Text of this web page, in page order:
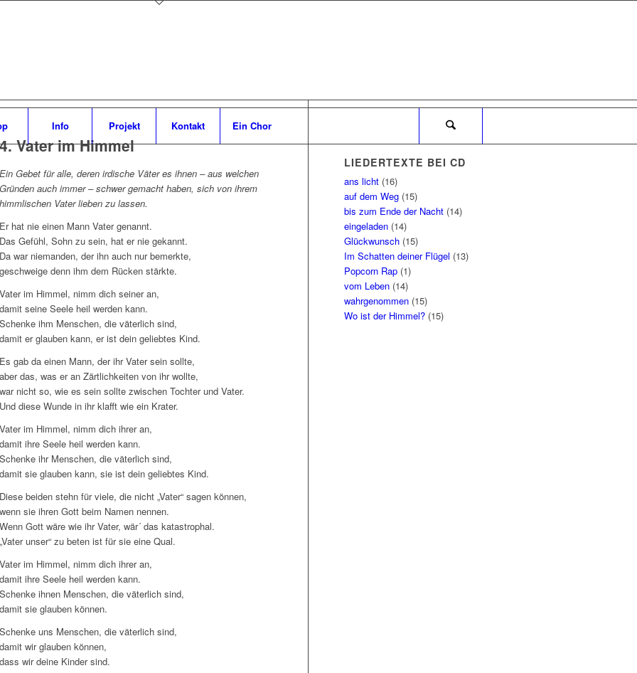
Info Projekt Kontakt Ein Chor
4. Vater im Himmel
Ein Gebet für alle, deren irdische Väter es ihnen – aus welchen
Gründen auch immer – schwer gemacht haben, sich von ihrem
himmlischen Vater lieben zu lassen.
Er hat nie einen Mann Vater genannt.
Das Gefühl, Sohn zu sein, hat er nie gekannt.
Da war niemanden, der ihn auch nur bemerkte,
geschweige denn ihm dem Rücken stärkte.
Vater im Himmel, nimm dich seiner an,
damit seine Seele heil werden kann.
Schenke ihm Menschen, die väterlich sind,
damit er glauben kann, er ist dein geliebtes Kind.
Es gab da einen Mann, der ihr Vater sein sollte,
aber das, was er an Zärtlichkeiten von ihr wollte,
war nicht so, wie es sein sollte zwischen Tochter und Vater.
Und diese Wunde in ihr klafft wie ein Krater.
Vater im Himmel, nimm dich ihrer an,
damit ihre Seele heil werden kann.
Schenke ihr Menschen, die väterlich sind,
damit sie glauben kann, sie ist dein geliebtes Kind.
Diese beiden stehn für viele, die nicht „Vater“ sagen können,
wenn sie ihren Gott beim Namen nennen.
Wenn Gott wäre wie ihr Vater, wär´ das katastrophal.
„Vater unser“ zu beten ist für sie eine Qual.
Vater im Himmel, nimm dich ihrer an,
damit ihre Seele heil werden kann.
Schenke ihnen Menschen, die väterlich sind,
damit sie glauben können.
Schenke uns Menschen, die väterlich sind,
damit wir glauben können,
dass wir deine Kinder sind.
LIEDERTEXTE BEI CD
ans licht (16)
auf dem Weg (15)
bis zum Ende der Nacht (14)
eingeladen (14)
Glückwunsch (15)
Im Schatten deiner Flügel (13)
Popcorn Rap (1)
vom Leben (14)
wahrgenommen (15)
Wo ist der Himmel? (15)